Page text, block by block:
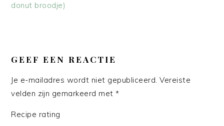
donut broodje)
INTERACTIES
GEEF EEN REACTIE
Je e-mailadres wordt niet gepubliceerd. Vereiste
velden zijn gemarkeerd met*
Recipe rating